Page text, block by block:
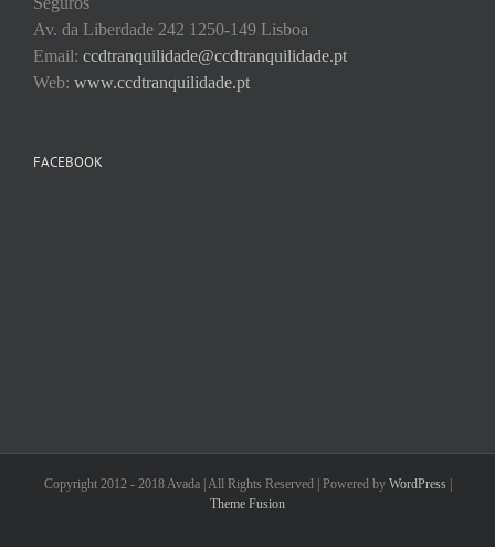
Av. da Liberdade 242 1250-149 Lisboa
Email: ccdtranquilidade@ccdtranquilidade.pt
Web: www.ccdtranquilidade.pt
FACEBOOK
Copyright 2012 - 2018 Avada | All Rights Reserved | Powered by WordPress|
Theme Fusion